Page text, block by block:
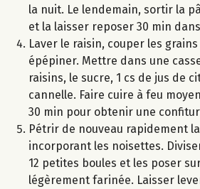
la nuit. Le lendemain, sortir la
et la laisser reposer 30 min
Laver le raisin, couper les
épépiner. Mettre dans une
raisins, le sucre, 1 cs de jus de
cannelle. Faire cuire à feu
30 min pour obtenir une
Pétrir de nouveau rapidement
incorporant les noisettes.
12 petites boules et les poser
légèrement farinée. Laisser